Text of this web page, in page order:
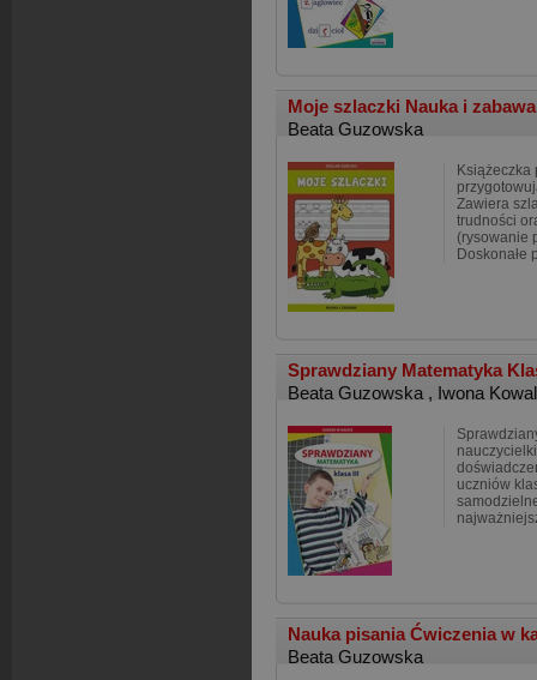
Moje szlaczki Nauka i
Beata Guzowska
Książeczka
Zawiera
trudności
(rysowanie
Doskonałe
Sprawdziany Matematyka
Beata Guzowska , Iwona
uczniów
Nauka pisania Ćwiczenia w
Beata Guzowska